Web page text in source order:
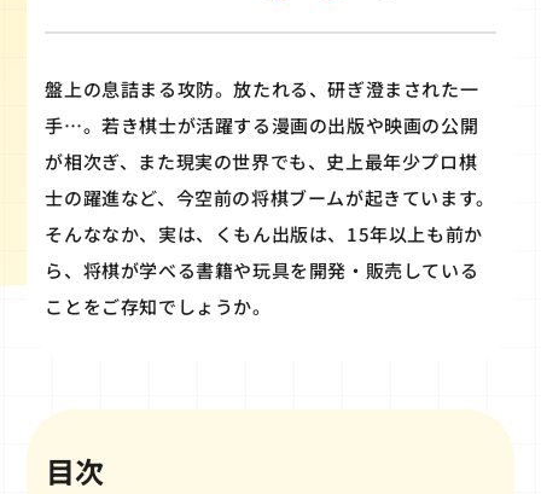
盤上の息詰まる攻防。放たれる、研ぎ澄まされた一
手…。若き棋士が活躍する漫画の出版や映画の公開
が相次ぎ、また現実の世界でも、史上最年少プロ棋
士の躍進など、今空前の将棋ブームが起きています。
そんななか、実は、くもん出版は、15年以上も前か
ら、将棋が学べる書籍や玩具を開発・販売している
ことをご存知でしょうか。
目次